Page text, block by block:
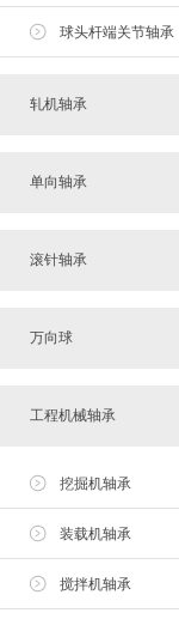
球头杆端关节轴承
轧机轴承
单向轴承
滚针轴承
万向球
工程机械轴承
挖掘机轴承
装载机轴承
搅拌机轴承